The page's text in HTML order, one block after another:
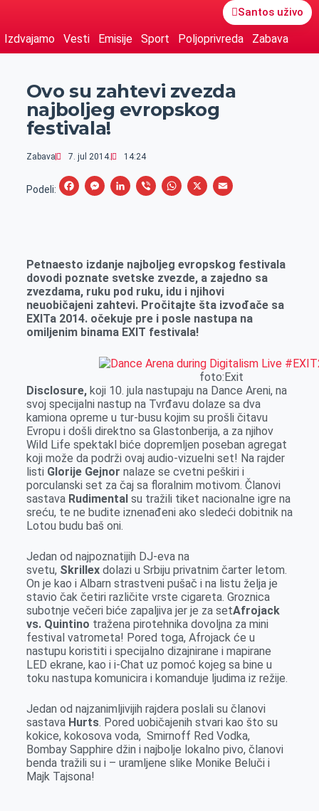
Santos uživo
Izdvajamo Vesti Emisije Sport Poljoprivreda Zabava
Ovo su zahtevi zvezda
najboljeg evropskog
festivala!
Zabava 7. jul 2014. 14:24
Podeli:
F
b
o
o
k
M
e
n
g
e
L
e
d
I
n
V
W
s
A
p
p
X
E
l
Petnaesto izdanje najboljeg evropskog festivala
dovodi poznate svetske zvezde, a zajedno sa
zvezdama, ruku pod ruku, idu i njihovi
neuobičajeni zahtevi. Pročitajte šta izvođače sa
EXITa 2014. očekuje pre i posle nastupa na
omiljenim binama EXIT festivala!
foto:Exit
Disclosure, koji 10. jula nastupaju na Dance Areni, na
svoj specijalni nastup na Tvrđavu dolaze sa dva
kamiona opreme u tur-busu kojim su prošli čitavu
Evropu i došli direktno sa Glastonberija, a za njihov
Wild Life spektakl biće dopremljen poseban agregat
koji može da podrži ovaj audio-vizuelni set! Na rajder
listi Glorije Gejnor nalaze se cvetni peškiri i
porculanski set za čaj sa floralnim motivom. Članovi
sastava Rudimental su tražili tiket nacionalne igre na
sreću, te ne budite iznenađeni ako sledeći dobitnik na
Lotou budu baš oni.
Jedan od najpoznatijih DJ-eva na
svetu, Skrillexdolazi u Srbiju privatnim čarter letom.
On je kao i Albarn strastveni pušač i na listu želja je
stavio čak četiri različite vrste cigareta. Groznica
subotnje večeri biće zapaljiva jer je za setAfrojack
vs. Quintino tražena pirotehnika dovoljna za mini
festival vatrometa! Pored toga, Afrojack će u
nastupu koristiti i specijalno dizajnirane i mapirane
LED ekrane, kao i i-Chat uz pomoć kojeg sa bine u
toku nastupa komunicira i komanduje ljudima iz režije.
Jedan od najzanimljivijih rajdera poslali su članovi
sastava Hurts. Pored uobičajenih stvari kao što su
kokice, kokosova voda, Smirnoff Red Vodka,
Bombay Sapphire džin i najbolje lokalno pivo, članovi
benda tražili su i – uramljene slike Monike Beluči i
Majk Tajsona!